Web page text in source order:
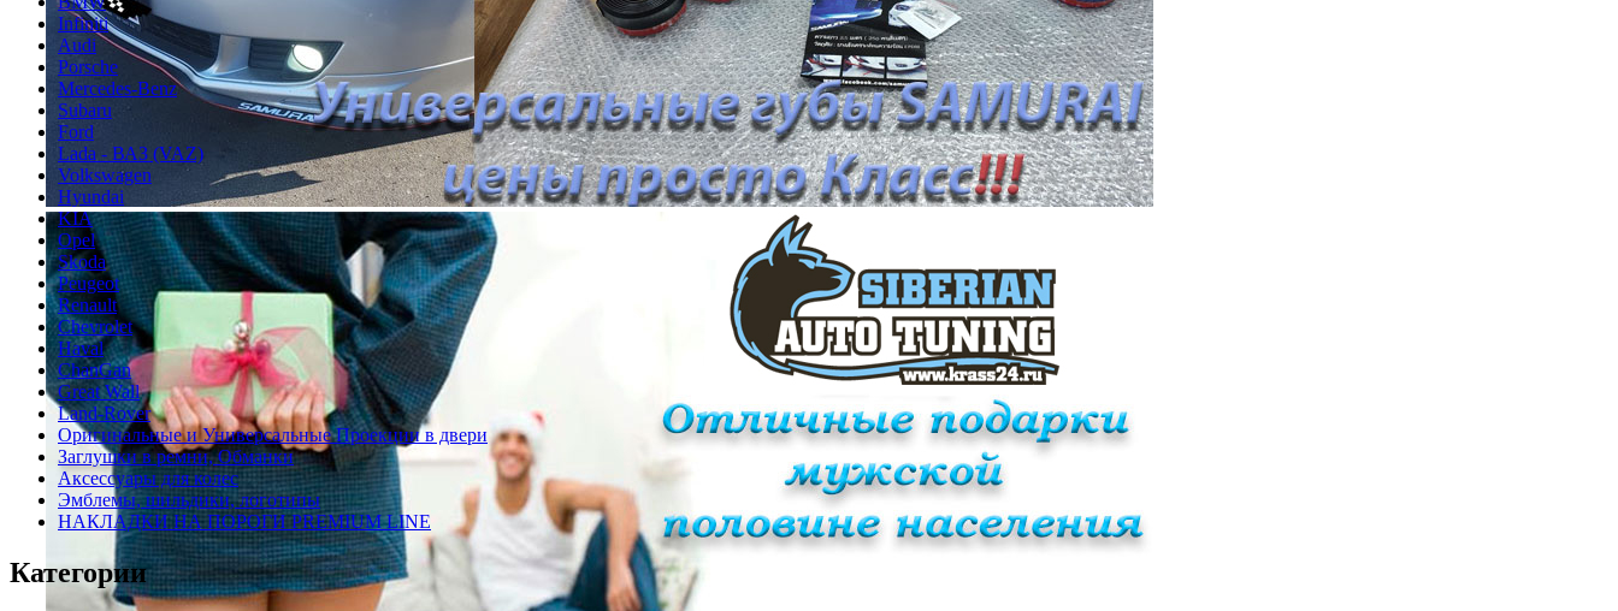
Infiniti
Audi
Porsche
Mercedes-Benz
Subaru
Ford
Lada - ВАЗ (VAZ)
Volkswagen
Hyundai
KIA
Opel
Skoda
Peugeot
Renault
Chevrolet
Haval
ChanGan
Great Wall
Land-Rover
Оригинальные и Универсальные Проекции в двери
Заглушки в ремни, Обманки
Аксессуары для колес
Эмблемы, шильдики, логотипы
НАКЛАДКИ НА ПОРОГИ PREMIUM LINE
Категории